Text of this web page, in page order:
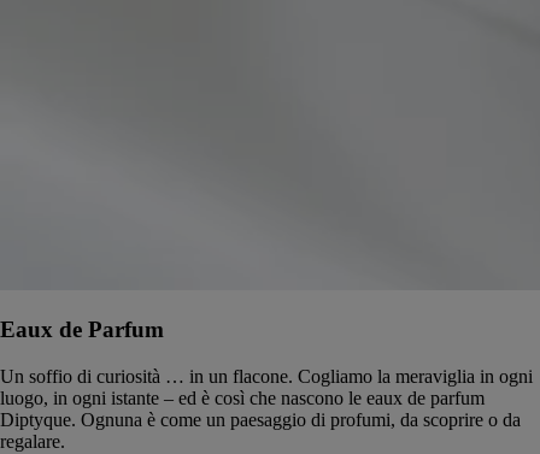
Eaux de Parfum
Un soffio di curiosità … in un flacone. Cogliamo la meraviglia in ogni
luogo, in ogni istante – ed è così che nascono le eaux de parfum
Diptyque. Ognuna è come un paesaggio di profumi, da scoprire o da
regalare.